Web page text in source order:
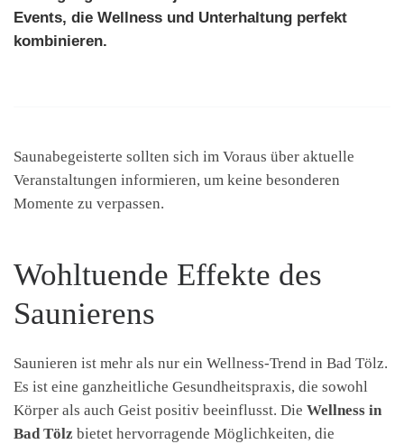
Events, die Wellness und Unterhaltung perfekt
kombinieren.
Saunabegeisterte sollten sich im Voraus über aktuelle
Veranstaltungen informieren, um keine besonderen
Momente zu verpassen.
Wohltuende Effekte des
Saunierens
Saunieren ist mehr als nur ein Wellness-Trend in Bad Tölz.
Es ist eine ganzheitliche Gesundheitspraxis, die sowohl
Körper als auch Geist positiv beeinflusst. Die Wellness in
Bad Tölz bietet hervorragende Möglichkeiten, die